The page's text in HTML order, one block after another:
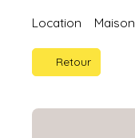
Location Maison
Retour